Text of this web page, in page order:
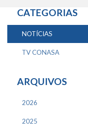
CATEGORIAS
NOTÍCIAS
TV CONASA
ARQUIVOS
2026
2025